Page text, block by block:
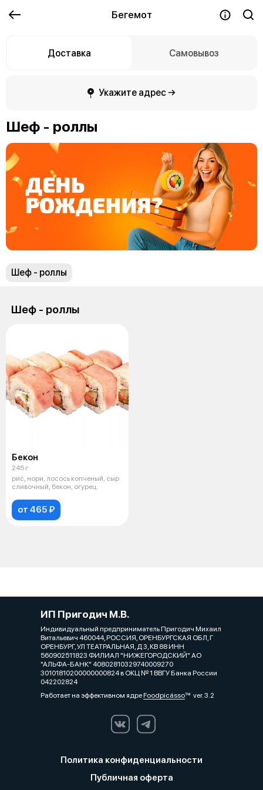
Бегемот
Доставка Самовывоз
Укажите адрес →
Шеф - роллы
Шеф - роллы
Шеф - роллы
Бекон
245 г
рис, нори, лосось копченый, сыр
сливочный, бекон, огурец.
от 465 ₽
ИП Пригодич М.В.
Индивидуальный предприниматель Пригодич Михаил
Витальевич 460044, РОССИЯ, ОРЕНБУРГСКАЯ ОБЛ, Г
ОРЕНБУРГ, УЛ ТЕАТРАЛЬНАЯ, Д 3, КВ 88 ИНН
560902511823 ФИЛИАЛ "НИЖЕГОРОДСКИЙ" АО
"АЛЬФА-БАНК" 40802810329740009270
30101810200000000824 в ОКЦ № 1 ВВГУ Банка России
042202824
Работает на эффективном ядреFoodpicássover. 3.2
Политика конфиденциальности
Публичная оферта